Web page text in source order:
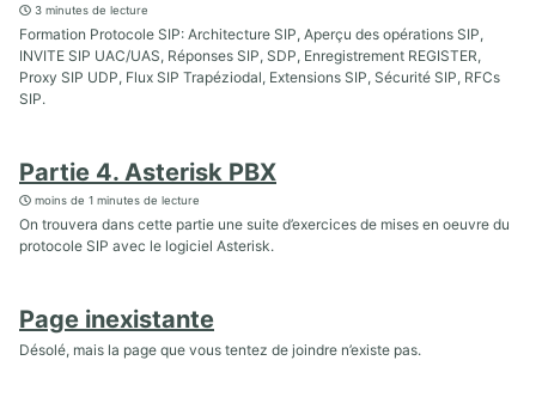
3 minutes de lecture
Formation Protocole SIP: Architecture SIP, Aperçu des opérations SIP,
INVITE SIP UAC/UAS, Réponses SIP, SDP, Enregistrement REGISTER,
Proxy SIP UDP, Flux SIP Trapéziodal, Extensions SIP, Sécurité SIP, RFCs
SIP.
Partie 4. Asterisk PBX
moins de 1 minutes de lecture
On trouvera dans cette partie une suite d’exercices de mises en oeuvre du
protocole SIP avec le logiciel Asterisk.
Page inexistante
Désolé, mais la page que vous tentez de joindre n’existe pas.